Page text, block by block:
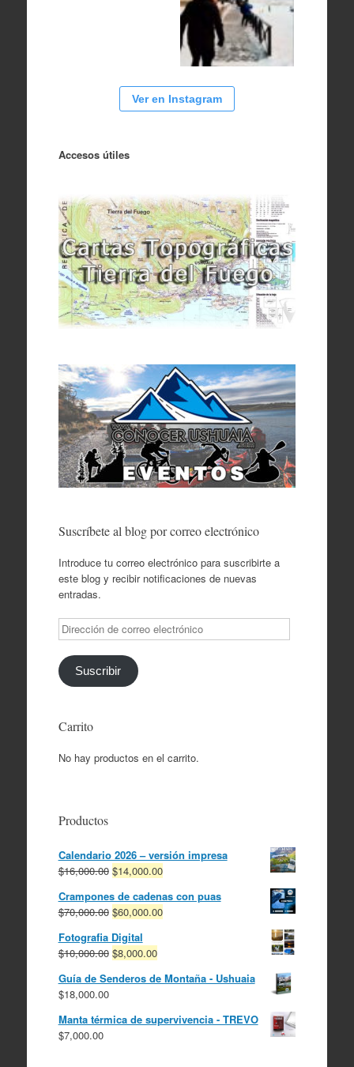
Ver en Instagram
Accesos útiles
Suscríbete al blog por correo electrónico
Introduce tu correo electrónico para suscribirte a
este blog y recibir notificaciones de nuevas
entradas.
Dirección
de
correo
electrónico
Suscribir
Carrito
No hay productos en el carrito.
Productos
Calendario 2026 – versión impresa
$16,000.00 El
original
era:
$16,000.00.
$14,000.00El
actual
es:
Crampones de cadenas con puas
$70,000.00 El
original
era:
$70,000.00.
$60,000.00El
$60,000.00.
Fotografia Digital
$10,000.00 El
original
$10,000.00.
$8,000.00El
actual
$8,000.00.
Guía de Senderos de Montaña - Ushuaia
$18,000.00
Manta térmica de supervivencia - TREVO
$7,000.00